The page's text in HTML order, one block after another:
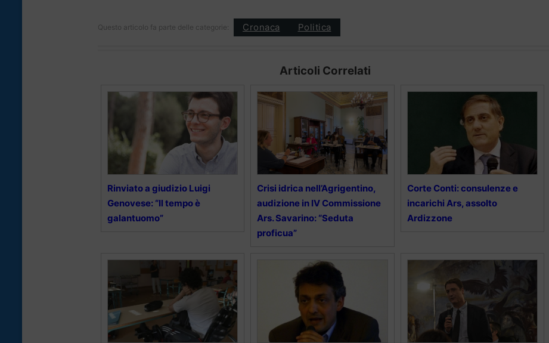
Questo articolo fa parte delle categorie: Cronaca Politica
Articoli Correlati
Rinviato a giudizio Luigi
Genovese: “Il tempo è
galantuomo”
Crisi idrica nell’Agrigentino,
audizione in IV Commissione
Ars. Savarino: “Seduta
proficua”
Corte Conti: consulenze e
incarichi Ars, assolto
Ardizzone